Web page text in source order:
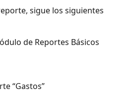
sigue los siguientes
de Reportes Básicos
“Gastos”